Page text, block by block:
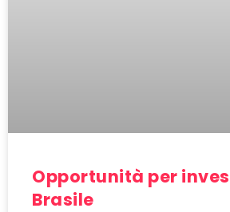
Opportunità per
Brasile